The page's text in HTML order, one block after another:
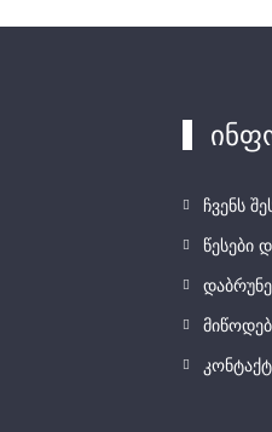
ჩვენს
წესები